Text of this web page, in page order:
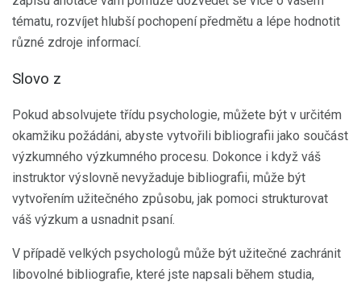
tématu, rozvíjet hlubší pochopení předmětu a lépe hodnotit
různé zdroje informací.
Slovo z
Pokud absolvujete třídu psychologie, můžete být v určitém
okamžiku požádáni, abyste vytvořili bibliografii jako součást
výzkumného výzkumného procesu. Dokonce i když váš
instruktor výslovně nevyžaduje bibliografii, může být
vytvořením užitečného způsobu, jak pomoci strukturovat
váš výzkum a usnadnit psaní.
V případě velkých psychologů může být užitečné zachránit
libovolné bibliografie, které jste napsali během studia,